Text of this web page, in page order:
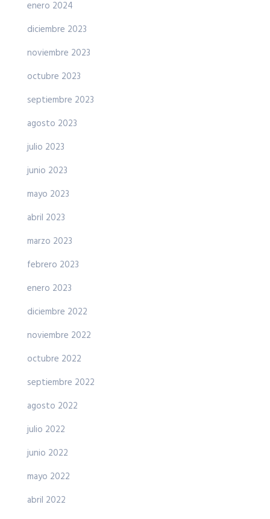
enero 2024
diciembre 2023
noviembre 2023
octubre 2023
septiembre 2023
agosto 2023
julio 2023
junio 2023
mayo 2023
abril 2023
marzo 2023
febrero 2023
enero 2023
diciembre 2022
noviembre 2022
octubre 2022
septiembre 2022
agosto 2022
julio 2022
junio 2022
mayo 2022
abril 2022